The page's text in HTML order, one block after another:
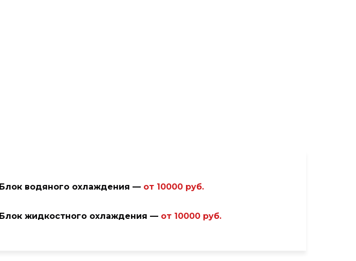
Блок водяного охлаждения — от 10000 руб.
Блок жидкостного охлаждения — от 10000 руб.